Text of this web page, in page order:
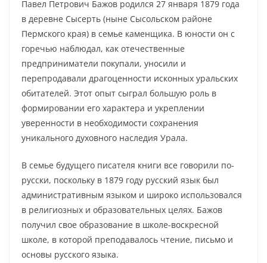
Павел Петрович Бажов родился 27 января 1879 года
в деревне Сысерть (ныне Сысольском районе
Пермского края) в семье каменщика. В юности он с
горечью наблюдал, как отечественные
предприниматели покупали, уносили и
перепродавали драгоценности исконных уральских
обитателей. Этот опыт сыграл большую роль в
формировании его характера и укреплении
уверенности в необходимости сохранения
уникального духовного наследия Урала.
В семье будущего писателя книги все говорили по-
русски, поскольку в 1879 году русский язык был
административным языком и широко использовался
в религиозных и образовательных целях. Бажов
получил свое образование в школе-воскресной
школе, в которой преподавалось чтение, письмо и
основы русского языка.